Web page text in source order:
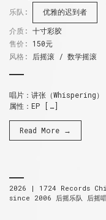
乐队:
优雅的迟到者
介质: 十寸彩胶
售价: 150元
风格:
后摇滚 / 数学摇滚
唱片：讲张（Whispering
属性：EP […]
Read More →
2026 | 1724 Records
since 2006
后摇乐队 后摇